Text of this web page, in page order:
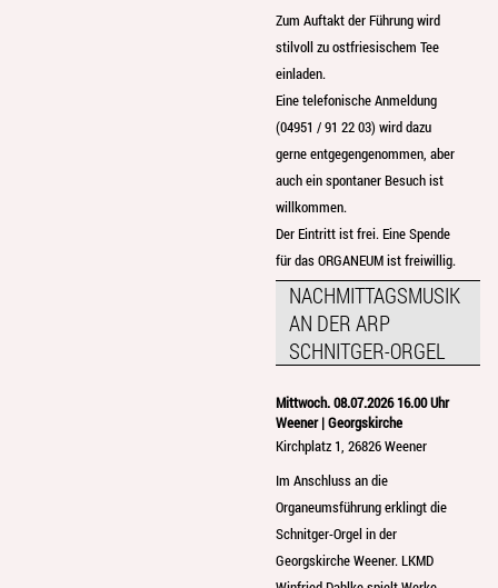
Zum Auftakt der Führung wird
stilvoll zu ostfriesischem Tee
einladen.
Eine telefonische Anmeldung
(04951 / 91 22 03) wird dazu
gerne entgegengenommen, aber
auch ein spontaner Besuch ist
willkommen.
Der Eintritt ist frei. Eine Spende
für das ORGANEUM ist freiwillig.
NACHMITTAGSMUSIK
AN DER ARP
SCHNITGER-ORGEL
Mittwoch. 08.07.2026 16.00 Uhr
Weener | Georgskirche
Kirchplatz 1, 26826 Weener
Im Anschluss an die
Organeumsführung erklingt die
Schnitger-Orgel in der
Georgskirche Weener. LKMD